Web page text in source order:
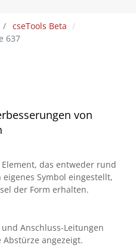
cseTools Beta
637
von
das entweder rund
Symbol eingestellt,
der Form erhalten.
Anschluss-Leitungen
angezeigt.